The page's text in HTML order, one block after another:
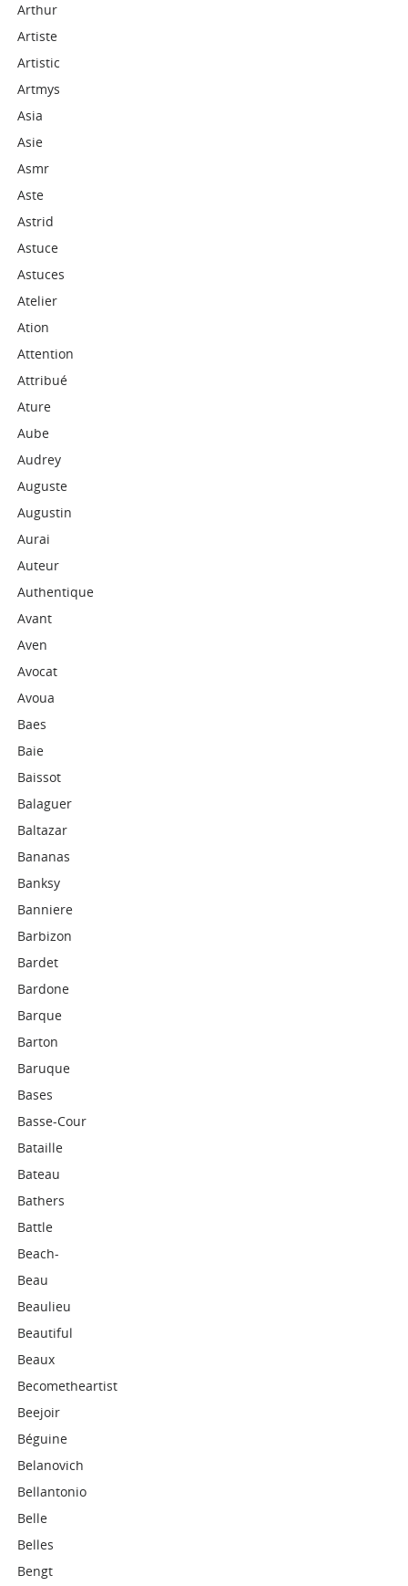
Arthur
Artiste
Artistic
Artmys
Asia
Asie
Asmr
Aste
Astrid
Astuce
Astuces
Atelier
Ation
Attention
Attribué
Ature
Aube
Audrey
Auguste
Augustin
Aurai
Auteur
Authentique
Avant
Aven
Avocat
Avoua
Baes
Baie
Baissot
Balaguer
Baltazar
Bananas
Banksy
Banniere
Barbizon
Bardet
Bardone
Barque
Barton
Baruque
Bases
Basse-Cour
Bataille
Bateau
Bathers
Battle
Beach-
Beau
Beaulieu
Beautiful
Beaux
Becometheartist
Beejoir
Béguine
Belanovich
Bellantonio
Belle
Belles
Bengt